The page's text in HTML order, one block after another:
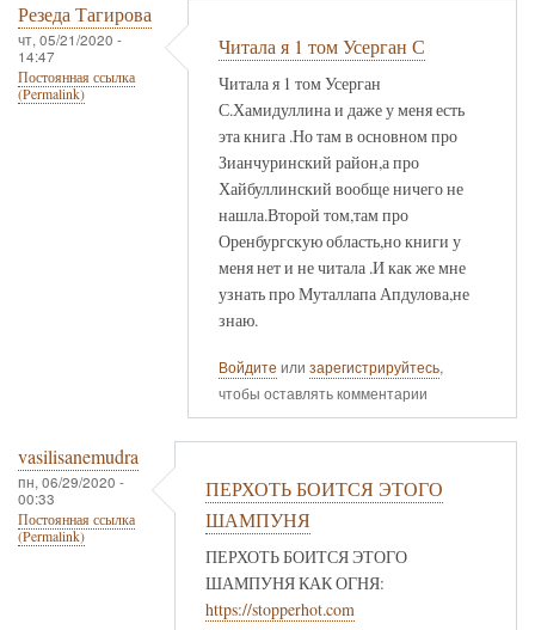
Резеда Тагирова
чт, 05/21/2020 -
14:47
Постоянная ссылка
(Permalink)
Читала я 1 том Усерган С
Читала я 1 том Усерган
С.Хамидуллина и даже у меня есть
эта книга .Но там в основном про
Зианчуринский район,а про
Хайбуллинский вообще ничего не
нашла.Второй том,там про
Оренбургскую область,но книги у
меня нет и не читала .И как же мне
узнать про Муталлапа Апдулова,не
знаю.
Войдите или зарегистрируйтесь,
чтобы оставлять комментарии
vasilisanemudra
пн, 06/29/2020 -
00:33
Постоянная ссылка
(Permalink)
ПЕРХОТЬ БОИТСЯ ЭТОГО
ШАМПУНЯ
ПЕРХОТЬ БОИТСЯ ЭТОГО
ШАМПУНЯ КАК ОГНЯ:
https://stopperhot.com